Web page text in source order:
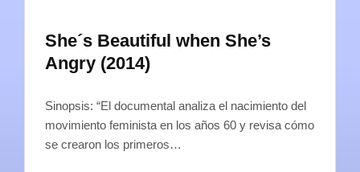
She´s Beautiful when She’s
Angry (2014)
Sinopsis: “El documental analiza el nacimiento del
movimiento feminista en los años 60 y revisa cómo
se crearon los primeros…